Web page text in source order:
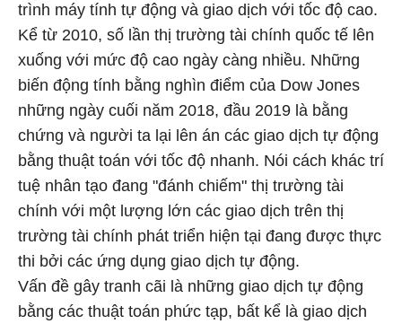
trình máy tính tự động và giao dịch với tốc độ cao.
Kể từ 2010, số lần thị trường tài chính quốc tế lên
xuống với mức độ cao ngày càng nhiều. Những
biến động tính bằng nghìn điểm của Dow Jones
những ngày cuối năm 2018, đầu 2019 là bằng
chứng và người ta lại lên án các giao dịch tự động
bằng thuật toán với tốc độ nhanh. Nói cách khác trí
tuệ nhân tạo đang "đánh chiếm" thị trường tài
chính với một lượng lớn các giao dịch trên thị
trường tài chính phát triển hiện tại đang được thực
thi bởi các ứng dụng giao dịch tự động.
Vấn đề gây tranh cãi là những giao dịch tự động
bằng các thuật toán phức tạp, bất kể là giao dịch